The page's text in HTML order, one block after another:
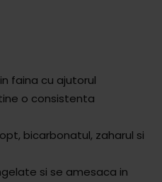
faina cu ajutorul
o consistenta
bicarbonatul, zaharul si
si se amesaca in